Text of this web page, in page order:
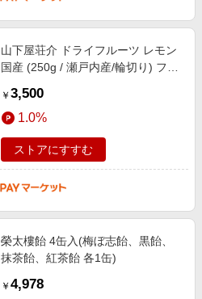
山下屋荘介 ドライフルーツ レモン
国産 (250g / 瀬戸内産/輪切り) フリ
半生タイプ
￥ 3,500
1.0%
ストアにすすむ
榮太樓飴 4缶入(梅ぼ志飴、黒飴、
抹茶飴、紅茶飴 各1缶)
￥ 4,978